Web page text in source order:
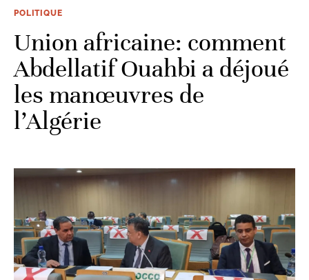
POLITIQUE
Union africaine: comment
Abdellatif Ouahbi a déjoué
les manœuvres de
l’Algérie